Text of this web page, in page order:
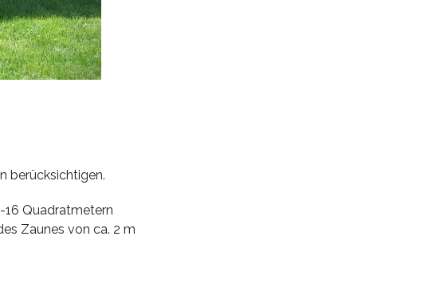
berücksichtigen.
16 Quadratmetern
Zaunes von ca. 2 m